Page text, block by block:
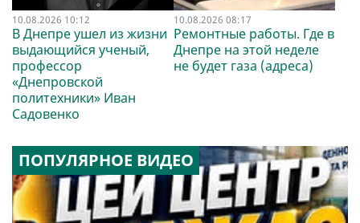
10.08.2026 10:12
В Днепре ушел из жизни
выдающийся ученый,
профессор
«Днепровской
политехники» Иван
Садовенко
10.08.2026 08:17
Ремонтные работы. Где в
Днепре на этой неделе
не будет газа (адреса)
ПОПУЛЯРНОЕ ВИДЕО